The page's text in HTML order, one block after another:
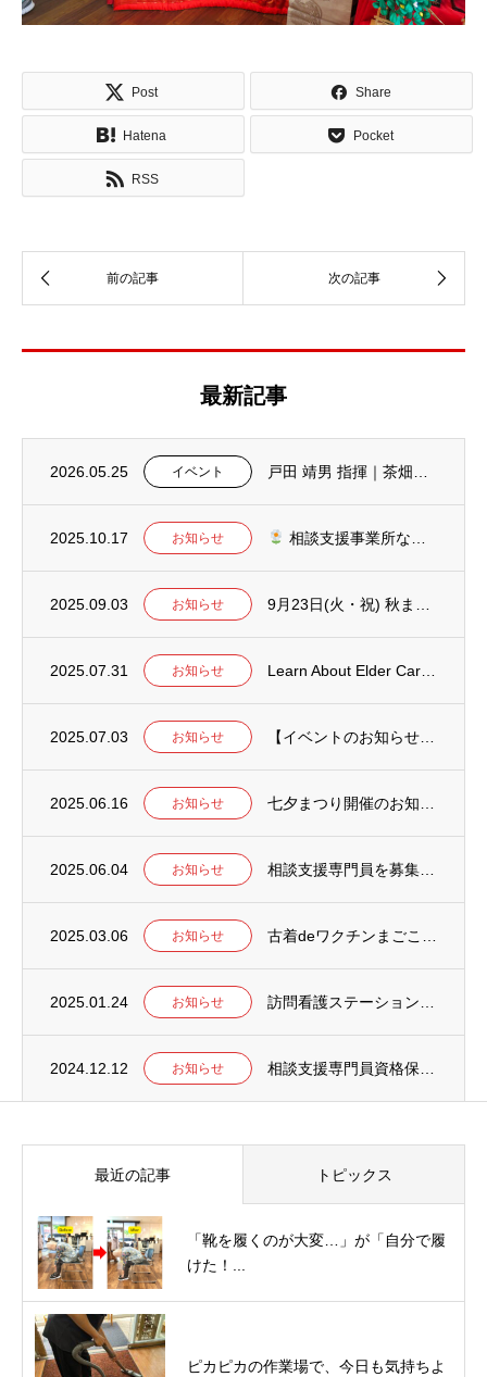
Post Share
Hatena Pocket
RSS
最新記事
2026.05.25 イベント
2025.10.17 お知らせ 相談支援事業所なでしこよりご案内
2025.09.03 お知らせ
2025.07.31 お知らせ
2025.07.03 お知らせ
2025.06.16 お知らせ
2025.06.04 お知らせ
2025.03.06 お知らせ
2025.01.24 お知らせ
2024.12.12 お知らせ
最近の記事 トピックス
「靴を履くのが大変…」が「自分で履
けた！...
ピカピカの作業場で、今日も気持ちよ